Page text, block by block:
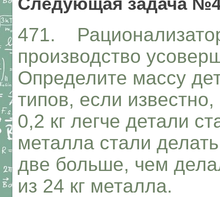
471.
производство
Определите массу
типов, если
0,2 кг легче детали
металла стали
две больше, чем
из 24 кг металла.